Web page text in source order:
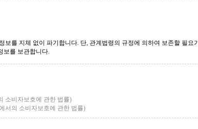
를 지체 없이 파기합니다. 단, 관계법령의 규정에 의하여 보존할 필요
보를 보관합니다.
소비자보호에 관한 법률)
서의 소비자보호에 관한 법률)